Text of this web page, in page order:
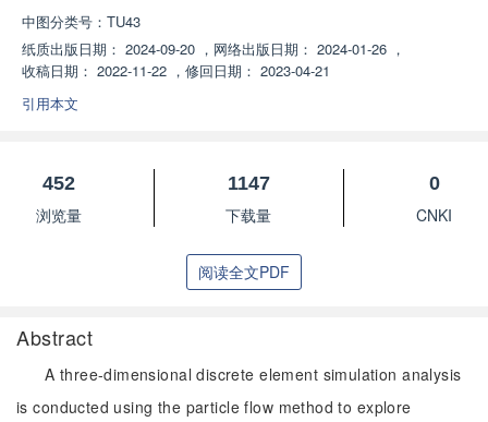
中图分类号： TU43
纸质出版日期： 2024-09-20 ， 网络出版日期： 2024-01-26 ，
收稿日期： 2022-11-22 ， 修回日期： 2023-04-21
引用本文
452
浏览量
1147
下载量
0
CNKI
阅读全文PDF
Abstract
A three-dimensional discrete element simulation analysis
is conducted using the particle flow method to explore